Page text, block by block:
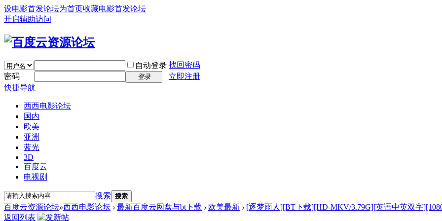
设电影首发论坛为首页收藏电影首发论坛
开启辅助访问
自动登录 找回密码
密码
登录
立即注册
快捷导航
西西电影论坛
国内
欧美
亚洲
蓝光
3D
百度云
电视剧
搜索 搜索
百度云资源论坛»西西电影论坛 › 最新百度云网盘与bt下载 › 欧美最新 › [逐梦雨人][BT下载][HD-MKV/3.79G][英语中英双字
返回列表